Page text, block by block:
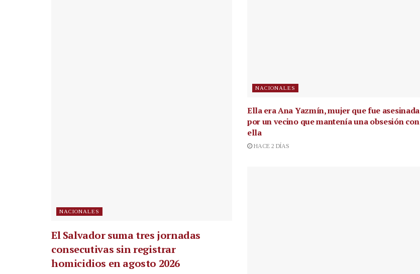
NACIONALES
El Salvador suma tres jornadas
consecutivas sin registrar
homicidios en agosto 2026
NACIONALES
Ella era Ana Yazmín, mujer que fue asesinada
por un vecino que mantenía una obsesión con
ella
HACE 2 DÍAS